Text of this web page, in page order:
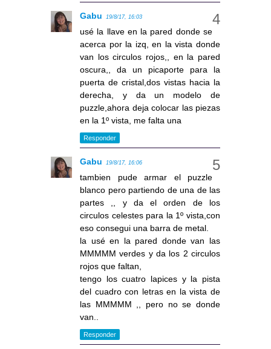
Gabu 19/8/17, 16:03
usé la llave en la pared donde se
acerca por la izq, en la vista donde
van los circulos rojos,, en la pared
oscura,, da un picaporte para la
puerta de cristal,dos vistas hacia la
derecha, y da un modelo de
puzzle,ahora deja colocar las piezas
en la 1º vista, me falta una
Responder
Gabu 19/8/17, 16:06
tambien pude armar el puzzle
blanco pero partiendo de una de las
partes ,, y da el orden de los
circulos celestes para la 1º vista,con
eso consegui una barra de metal.
la usé en la pared donde van las
MMMMM verdes y da los 2 circulos
rojos que faltan,
tengo los cuatro lapices y la pista
del cuadro con letras en la vista de
las MMMMM ,, pero no se donde
van..
Responder